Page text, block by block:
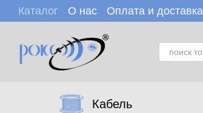
Перейти к основному контенту
Каталог О нас Оплата и доставка
Кабель